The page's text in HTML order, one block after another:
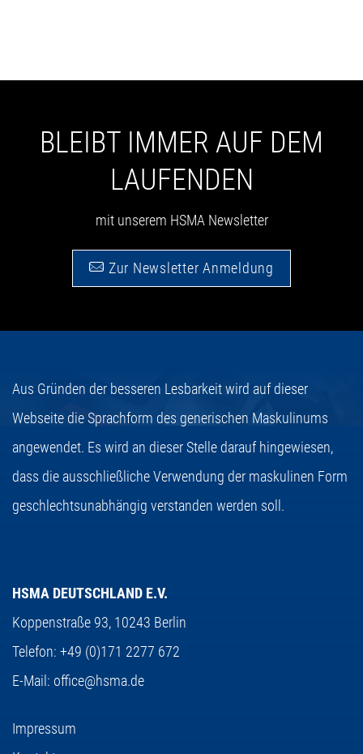
BLEIBT IMMER AUF DEM
LAUFENDEN
mit unserem HSMA Newsletter
Zur Newsletter Anmeldung
Aus Gründen der besseren Lesbarkeit wird auf dieser
Webseite die Sprachform des generischen Maskulinums
angewendet. Es wird an dieser Stelle darauf hingewiesen,
dass die ausschließliche Verwendung der maskulinen Form
geschlechtsunabhängig verstanden werden soll.
HSMA DEUTSCHLAND E.V.
Koppenstraße 93, 10243 Berlin
Telefon: +49 (0)171 2277 672
E-Mail: office@hsma.de
Impressum